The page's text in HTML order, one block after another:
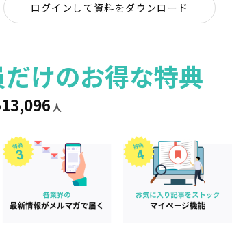
ログインして資料をダウンロード
けのお得な特典
人